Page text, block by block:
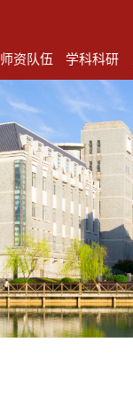
师资队伍 学科科研